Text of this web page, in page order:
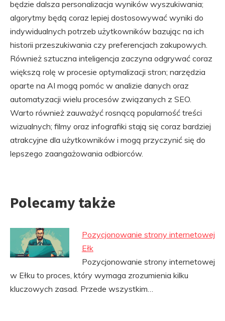
będzie dalsza personalizacja wyników wyszukiwania;
algorytmy będą coraz lepiej dostosowywać wyniki do
indywidualnych potrzeb użytkowników bazując na ich
historii przeszukiwania czy preferencjach zakupowych.
Również sztuczna inteligencja zaczyna odgrywać coraz
większą rolę w procesie optymalizacji stron; narzędzia
oparte na AI mogą pomóc w analizie danych oraz
automatyzacji wielu procesów związanych z SEO.
Warto również zauważyć rosnącą popularność treści
wizualnych; filmy oraz infografiki stają się coraz bardziej
atrakcyjne dla użytkowników i mogą przyczynić się do
lepszego zaangażowania odbiorców.
Polecamy także
Pozycjonowanie strony internetowej
Ełk
Pozycjonowanie strony internetowej
w Ełku to proces, który wymaga zrozumienia kilku
kluczowych zasad. Przede wszystkim…